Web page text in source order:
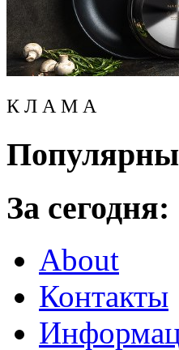
К Л А М А
За сегодня:
About
Контакты